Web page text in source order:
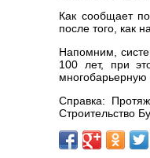
Как сообщает
после того, как
Напомним,
100 лет, при
многобарьерную
Справка:
Строительство